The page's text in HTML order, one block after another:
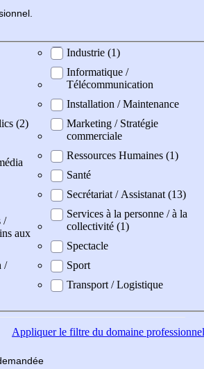
(2)
/
aux
/
Industrie (1)
Informatique /
Télécommunication
Installation / Maintenance
Marketing / Stratégie
commerciale
Ressources Humaines (1)
Santé
Secrétariat / Assistanat (13)
Services à la personne / à la
collectivité (1)
Spectacle
Sport
Transport / Logistique
Appliquerle filtre du domaine professionnel